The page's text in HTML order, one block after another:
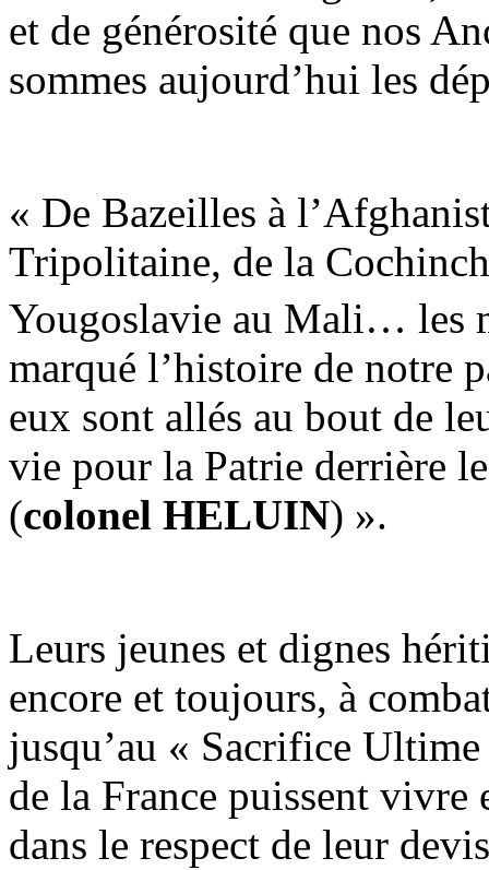
et de générosité que nos
sommes aujourd’hui les
« De Bazeilles à
Tripolitaine, de la
Yougoslavie au Mali… les
marqué l’histoire de notre
eux sont allés au bout de
vie pour la Patrie derrière
(colonel HELUIN) ».
Leurs jeunes et dignes
encore et toujours, à
jusqu’au « Sacrifice
de la France puissent vivre
dans le respect de leur